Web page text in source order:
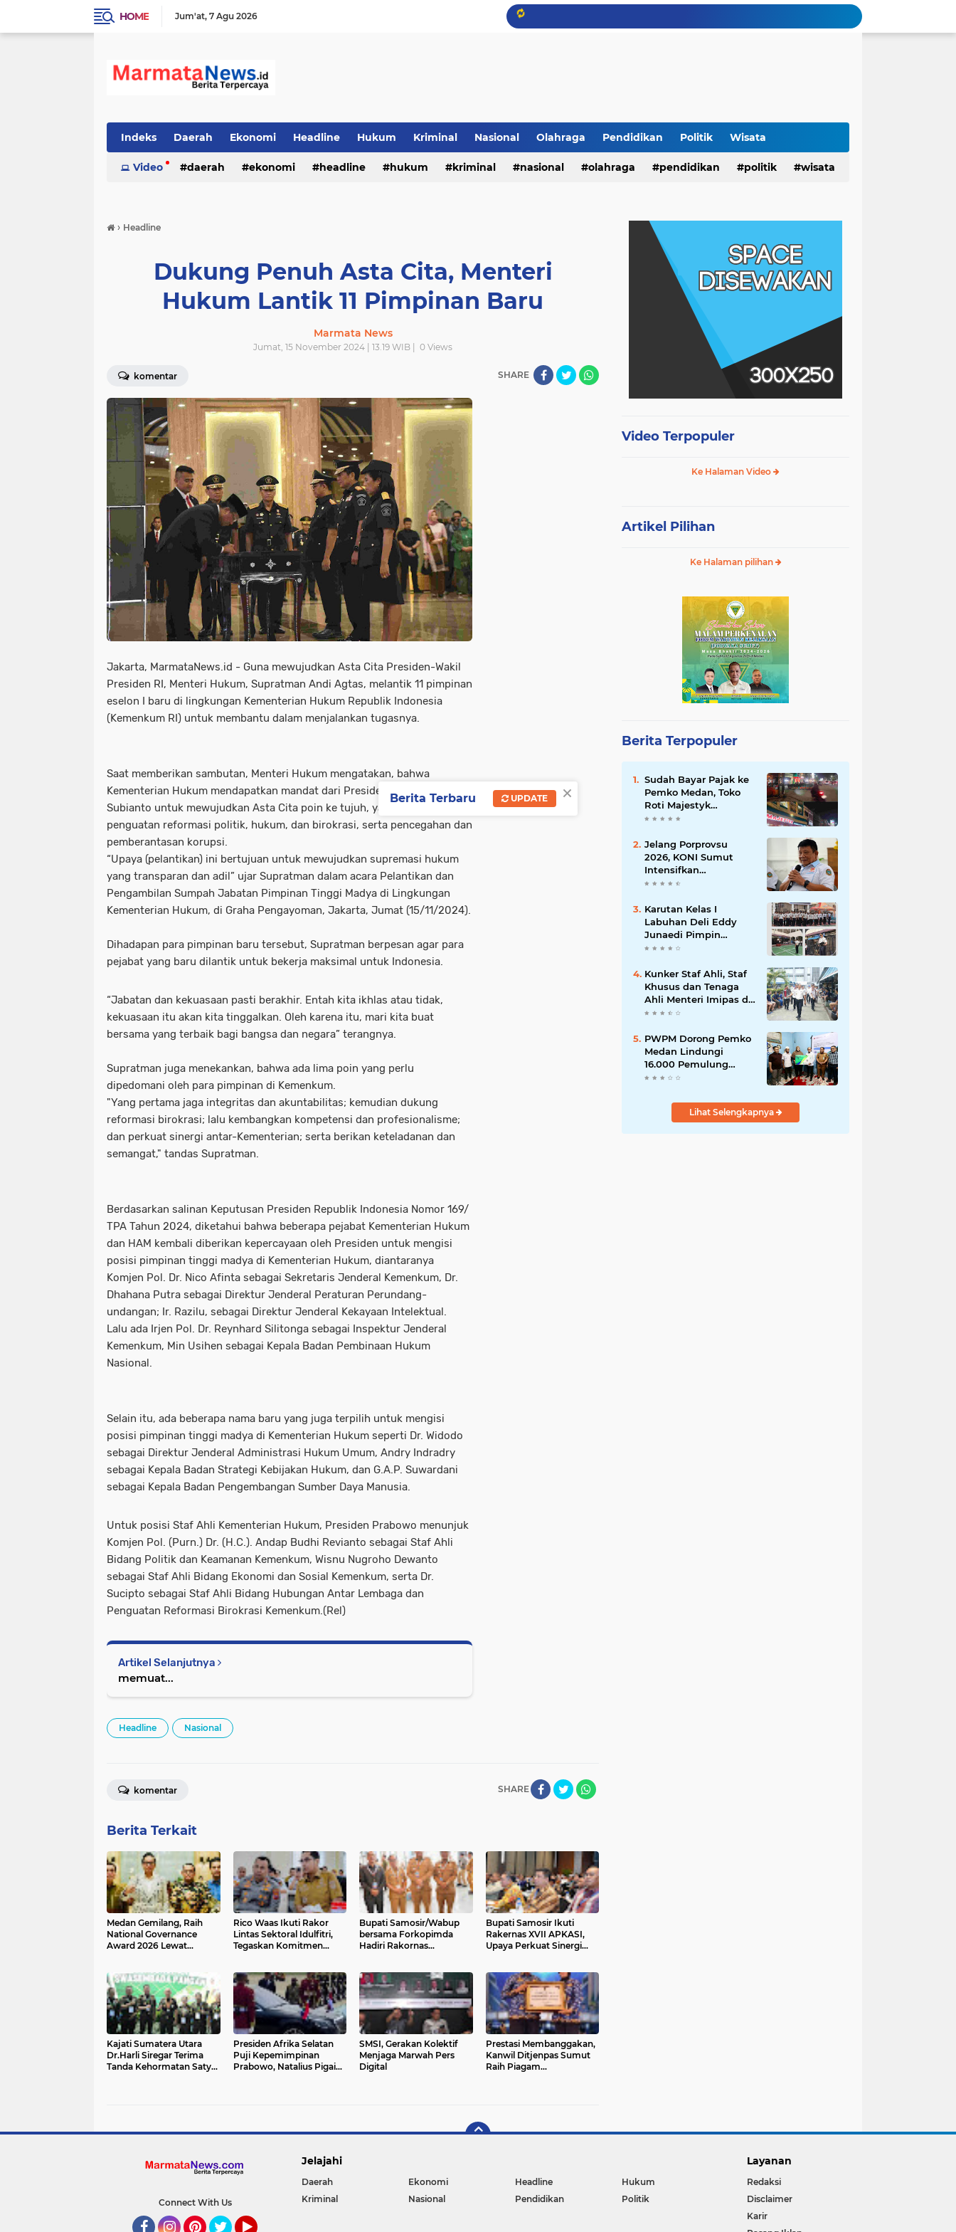
HOME Jum'at 7 Agu 2026
Indeks Daerah Ekonomi Headline Hukum Kriminal Nasional Olahraga Pendidikan Politik Wisata
Video daerah ekonomi headline hukum kriminal nasional olahraga pendidikan politik wisata
› Headline
Dukung Penuh Asta Cita, Menteri
Hukum Lantik 11 Pimpinan Baru
Marmata News
Jumat, 15 November 2024 | 13.19 WIB | 0 Views
komentar SHARE
Jakarta, MarmataNews.id - Guna mewujudkan Asta Cita Presiden-Wakil
Presiden RI, Menteri Hukum, Supratman Andi Agtas, melantik 11 pimpinan
eselon I baru di lingkungan Kementerian Hukum Republik Indonesia
(Kemenkum RI) untuk membantu dalam menjalankan tugasnya.
Saat memberikan sambutan, Menteri Hukum mengatakan, bahwa
Kementerian Hukum mendapatkan mandat dari Presiden Prabowo
Subianto untuk mewujudkan Asta Cita poin ke tujuh, yaitu berfokus pada
penguatan reformasi politik, hukum, dan birokrasi, serta pencegahan dan
pemberantasan korupsi.
“Upaya (pelantikan) ini bertujuan untuk mewujudkan supremasi hukum
yang transparan dan adil” ujar Supratman dalam acara Pelantikan dan
Pengambilan Sumpah Jabatan Pimpinan Tinggi Madya di Lingkungan
Kementerian Hukum, di Graha Pengayoman, Jakarta, Jumat (15/11/2024).
Dihadapan para pimpinan baru tersebut, Supratman berpesan agar para
pejabat yang baru dilantik untuk bekerja maksimal untuk Indonesia.
“Jabatan dan kekuasaan pasti berakhir. Entah kita ikhlas atau tidak,
kekuasaan itu akan kita tinggalkan. Oleh karena itu, mari kita buat
bersama yang terbaik bagi bangsa dan negara” terangnya.
Supratman juga menekankan, bahwa ada lima poin yang perlu
dipedomani oleh para pimpinan di Kemenkum.
"Yang pertama jaga integritas dan akuntabilitas; kemudian dukung
reformasi birokrasi; lalu kembangkan kompetensi dan profesionalisme;
dan perkuat sinergi antar-Kementerian; serta berikan keteladanan dan
semangat," tandas Supratman.
Berdasarkan salinan Keputusan Presiden Republik Indonesia Nomor 169/
TPA Tahun 2024, diketahui bahwa beberapa pejabat Kementerian Hukum
dan HAM kembali diberikan kepercayaan oleh Presiden untuk mengisi
posisi pimpinan tinggi madya di Kementerian Hukum, diantaranya
Komjen Pol. Dr. Nico Afinta sebagai Sekretaris Jenderal Kemenkum, Dr.
Dhahana Putra sebagai Direktur Jenderal Peraturan Perundang-
undangan; Ir. Razilu, sebagai Direktur Jenderal Kekayaan Intelektual.
Lalu ada Irjen Pol. Dr. Reynhard Silitonga sebagai Inspektur Jenderal
Kemenkum, Min Usihen sebagai Kepala Badan Pembinaan Hukum
Nasional.
Selain itu, ada beberapa nama baru yang juga terpilih untuk mengisi
posisi pimpinan tinggi madya di Kementerian Hukum seperti Dr. Widodo
sebagai Direktur Jenderal Administrasi Hukum Umum, Andry Indradry
sebagai Kepala Badan Strategi Kebijakan Hukum, dan G.A.P. Suwardani
sebagai Kepala Badan Pengembangan Sumber Daya Manusia.
Untuk posisi Staf Ahli Kementerian Hukum, Presiden Prabowo menunjuk
Komjen Pol. (Purn.) Dr. (H.C.). Andap Budhi Revianto sebagai Staf Ahli
Bidang Politik dan Keamanan Kemenkum, Wisnu Nugroho Dewanto
sebagai Staf Ahli Bidang Ekonomi dan Sosial Kemenkum, serta Dr.
Sucipto sebagai Staf Ahli Bidang Hubungan Antar Lembaga dan
Penguatan Reformasi Birokrasi Kemenkum.(Rel)
Artikel Selanjutnya
memuat...
Headline Nasional
SHARE
komentar
Berita Terkait
Medan Gemilang, Raih
National Governance
Award 2026 Lewat
Rico Waas Ikuti Rakor
Lintas Sektoral Idulfitri,
Tegaskan Komitmen
Bupati Samosir/Wabup
bersama Forkopimda
Hadiri Rakornas
Bupati Samosir Ikuti
Rakernas XVII APKASI,
Upaya Perkuat Sinergi
Kajati Sumatera Utara
Dr.Harli Siregar Terima
Tanda Kehormatan Satya
Presiden Afrika Selatan
Puji Kepemimpinan
Prabowo, Natalius Pigai
SMSI, Gerakan Kolektif
Menjaga Marwah Pers
Digital
Prestasi Membanggakan,
Kanwil Ditjenpas Sumut
Raih Piagam
Video Terpopuler
Ke Halaman Video
Artikel Pilihan
Ke Halaman pilihan
Berita Terpopuler
Sudah Bayar Pajak ke
Pemko Medan, Toko
Roti Majestyk
Terancam Gulung
Jalan Ditutup
Pedagang Angkringan
Jelang Porprovsu
2026, KONI Sumut
Intensifkan
Pembinaan Atlet
Karutan Kelas I
Labuhan Deli Eddy
Junaedi Pimpin
Upacara Peringatan
2026
Kunker Staf Ahli, Staf
Khusus dan Tenaga
Ahli Menteri Imipas di
Lembaga
I Medan: Pelayanan
Prima Dipastikan
Berjalan Optimal
PWPM Dorong Pemko
Medan Lindungi
16.000 Pemulung
Lewat BPJS
Lihat Selengkapnya
Connect With Us
Jelajahi
Daerah Ekonomi Headline
Hukum
Kriminal
Nasional Pendidikan Politik
Layanan
Redaksi
Disclaimer
Karir
×
Berita Terbaru UPDATE